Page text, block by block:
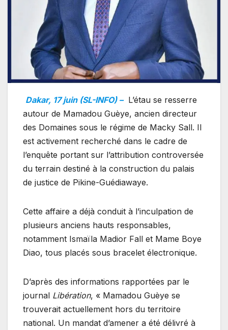
Dakar, 17 juin (SL-INFO) – L’étau se resserre
autour de Mamadou Guèye, ancien directeur
des Domaines sous le régime de Macky Sall. Il
est activement recherché dans le cadre de
l’enquête portant sur l’attribution controversée
du terrain destiné à la construction du palais
de justice de Pikine-Guédiawaye.
Cette affaire a déjà conduit à l’inculpation de
plusieurs anciens hauts responsables,
notamment Ismaïla Madior Fall et Mame Boye
Diao, tous placés sous bracelet électronique.
D’après des informations rapportées par le
journal Libération, « Mamadou Guèye se
trouverait actuellement hors du territoire
national. Un mandat d’amener a été délivré à